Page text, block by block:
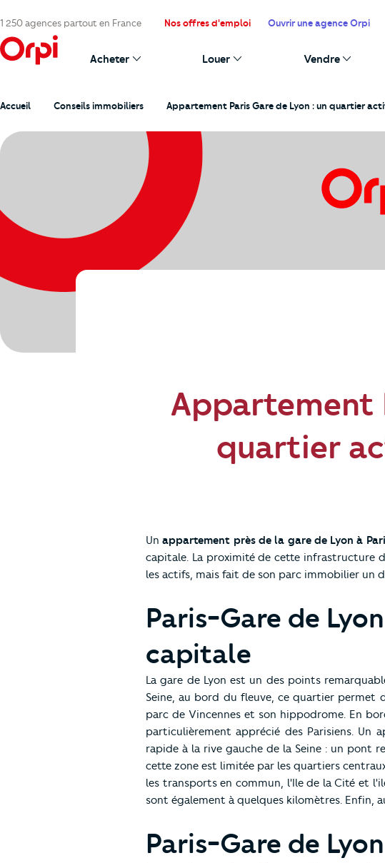
1 250 agences partout en France Nos offres d'emploi Ouvrir une agence Orpi
Acheter Louer Vendre
Accueil Conseils immobiliers Appartement Paris Gare de Lyon : un quartier
Appartement
quartier
Unappartement près de la gare de Lyon à
capitale. La proximité de cette
les actifs, mais fait de son parc immobilier un
Paris-Gare de
capitale
La gare de Lyon est un des points
Seine, au bord du fleuve, ce quartier permet
parc de Vincennes et son hippodrome. En
particulièrement apprécié des Parisiens. Un
rapide à la rive gauche de la Seine : un pont
cette zone est limitée par les quartiers
les transports en commun, l'Ile de la Cité et
sont également à quelques kilomètres. Enfin,
Paris-Gare de